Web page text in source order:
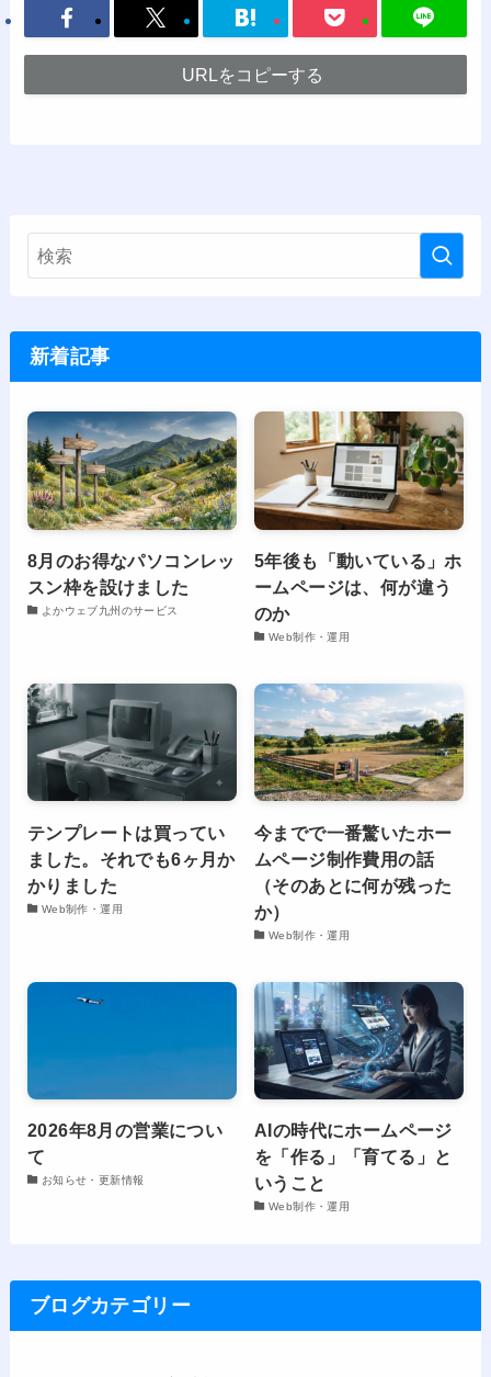
URLをコピーする
新着記事
8月のお得なパソコンレッ
スン枠を設けました
よかウェブ九州のサービス
5年後も「動いている」ホ
ームページは、何が違う
のか
Web制作・運用
テンプレートは買ってい
ました。それでも6ヶ月か
かりました
Web制作・運用
今までで一番驚いたホー
ムページ制作費用の話
（そのあとに何が残った
か）
Web制作・運用
2026年8月の営業につい
て
お知らせ・更新情報
AIの時代にホームページ
を「作る」「育てる」と
いうこと
Web制作・運用
ブログカテゴリー